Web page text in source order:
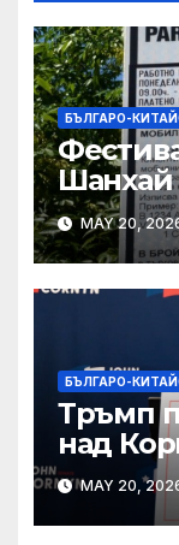
БЪЛГАРО-
Шанхай
MAY 20,
БЪЛГАРО-
Тръмп
над
Тексас
MAY 20,